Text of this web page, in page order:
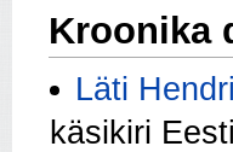
Kroonika
Läti
käsikiri